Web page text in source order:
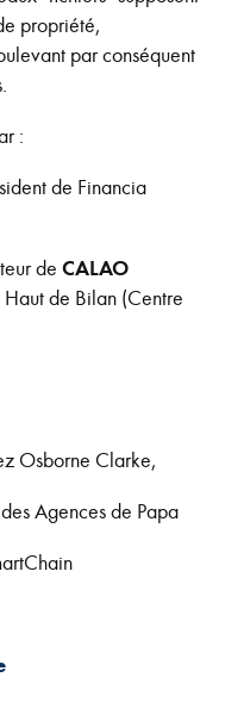
propriété,
par conséquent
:
de Financia
de CALAO
de Bilan (Centre
Osborne Clarke,
Agences de Papa